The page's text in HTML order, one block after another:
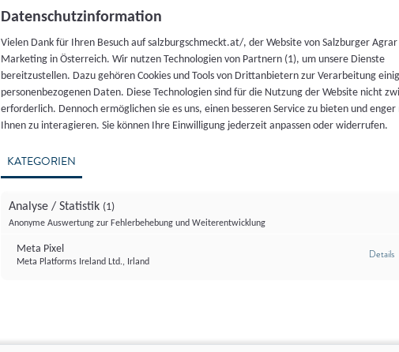
Bild Tafelverleihung v. l. Amtsleiter
Bischofshofen, Küchenleiter Christoph
Mühlbach, Bgm. Hansjörg Obinger
Kontakt: Gemeindeverband SWH Mühlbach/
Wir bekochen im Rahmen von "Gut zu
Mühlbach, Seniorenpflegeheim Mühlbach:
Datenschutzinformation
Vielen Dank für Ihren Besuch auf salzburgschmeckt.at/, der Website von Salzburger Agrar
Marketing in Österreich. Wir nutzen Technologien von Partnern (1), um unsere Dienste
bereitzustellen. Dazu gehören Cookies und Tools von Drittanbietern zur Verarbeitung
personenbezogenen Daten. Diese Technologien sind für die Nutzung der Website nicht
erforderlich. Dennoch ermöglichen sie es uns, einen besseren Service zu bieten und
Ihnen zu interagieren. Sie können Ihre Einwilligung jederzeit anpassen oder widerrufen.
KATEGORIEN
Analyse / Statistik (1)
Anonyme Auswertung zur Fehlerbehebung und Weiterentwicklung
Meta Pixel
Meta Platforms Ireland Ltd., Irland
Details